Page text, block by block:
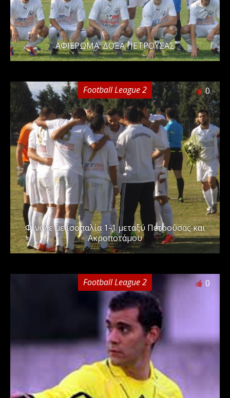
ΑΦΙΕΡΩΜΑ: ΔΟΞΑ ΠΕΤΡΟΥΣΑΣ
Football League 2 0
Φινάλε με ισοπαλία 1-1 μεταξύ Πετρούσας και
Ακροποτάμου
Football League 2 0